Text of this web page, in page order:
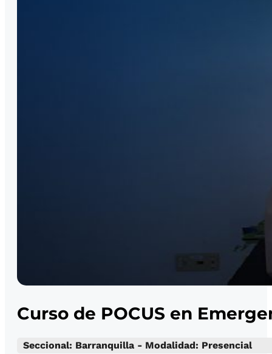
Curso de POCUS en
Seccional: Barranquilla - Modalidad: Presencial